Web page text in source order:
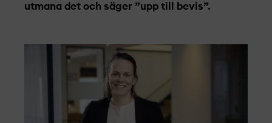
utmana det och säger ”upp till bevis”.